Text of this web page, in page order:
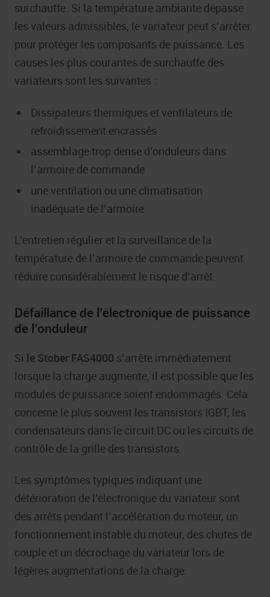
surchauffe. Si la température ambiante dépasse
les valeurs admissibles, le variateur peut s’arrêter
pour protéger les composants de puissance. Les
causes les plus courantes de surchauffe des
variateurs sont les suivantes :
Dissipateurs thermiques et ventilateurs de
refroidissement encrassés
assemblage trop dense d’onduleurs dans
l’armoire de commande
une ventilation ou une climatisation
inadéquate de l’armoire
L’entretien régulier et la surveillance de la
température de l’armoire de commande peuvent
réduire considérablement le risque d’arrêt.
Défaillance de l’électronique de puissance
de l’onduleur
Si le Stober FAS4000 s’arrête immédiatement
lorsque la charge augmente, il est possible que les
modules de puissance soient endommagés. Cela
concerne le plus souvent les transistors IGBT, les
condensateurs dans le circuit DC ou les circuits de
contrôle de la grille des transistors.
Les symptômes typiques indiquant une
détérioration de l’électronique du variateur sont
des arrêts pendant l’accélération du moteur, un
fonctionnement instable du moteur, des chutes de
couple et un décrochage du variateur lors de
légères augmentations de la charge.